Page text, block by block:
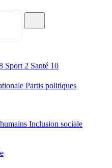
Sport 2 Santé 10
Partis politiques
Inclusion sociale